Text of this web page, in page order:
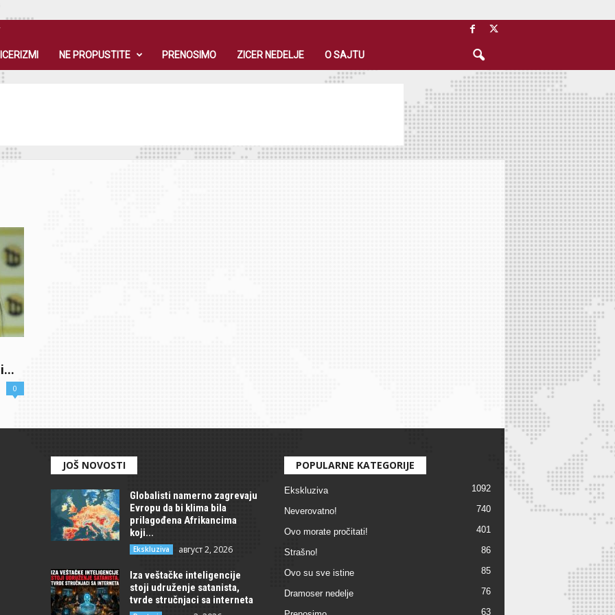
NE PROPUSTITE PRENOSIMO ZICER NEDELJE O SAJTU
0
JOŠ NOVOSTI
Globalisti namerno zagrevaju
Evropu da bi klima bila
prilagođena Afrikancima
koji...
Ekskluziva август 2, 2026
Iza veštačke inteligencije
stoji udruženje satanista,
tvrde stručnjaci sa interneta
POPULARNE KATEGORIJE
Ekskluziva 1092
Neverovatno! 740
Ovo morate pročitati! 401
Strašno! 86
Ovo su sve istine 85
Dramoser nedelje 76
63